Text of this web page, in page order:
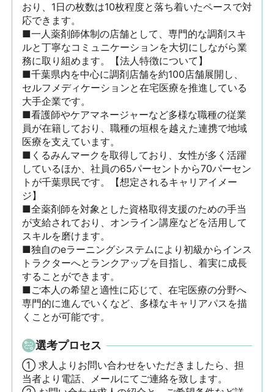
おり、1日の枚数は10枚程度と落ち着いたペースで対
応できます。
■一人薬剤師体制の店舗として、専門的な調剤スキ
ルと丁寧なコミュニケーションを大切にしながら業
務に取り組めます。【法人特徴について】
■千葉県内を中心に調剤店舗を約100店舗展開し、
セルフメディケーションと在宅医療を推進している
大手企業です。
■看護師やケアマネージャーなど多様な職種の従業
員が在籍しており、職種の垣根を越えた連携で地域
医療を支えています。
■くるみんマークを取得しており、女性が多く活躍
しているほか、社員の65パーセントから70パーセン
トが千葉県民です。【想定されるキャリアイメー
ジ】
■全薬剤師を対象とした資格取得支援のための手当
が支給されており、オンライン講座などを活用して
スキルを磨けます。
■独自のeラーニングシステムにより初級からインス
トラクターへとランクアップを目指し、着実に成長
することができます。
■ご本人の希望と適性に応じて、在宅医療の分野へ
専門的に進んでいくなど、多様なキャリアパスを描
くことが可能です。
選考プロセス
① 求人よりお問い合わせをいただきましたら、担
当者より電話、メールにてご連絡を致します。